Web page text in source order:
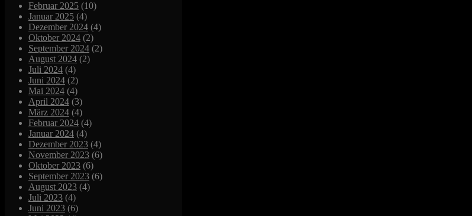
Februar 2025 (10)
Januar 2025 (4)
Dezember 2024 (4)
Oktober 2024 (2)
September 2024 (2)
August 2024 (2)
Juli 2024 (4)
Juni 2024 (2)
Mai 2024 (4)
April 2024 (3)
März 2024 (4)
Februar 2024 (4)
Januar 2024 (4)
Dezember 2023 (4)
November 2023 (6)
Oktober 2023 (6)
September 2023 (6)
August 2023 (4)
Juli 2023 (4)
Juni 2023 (6)